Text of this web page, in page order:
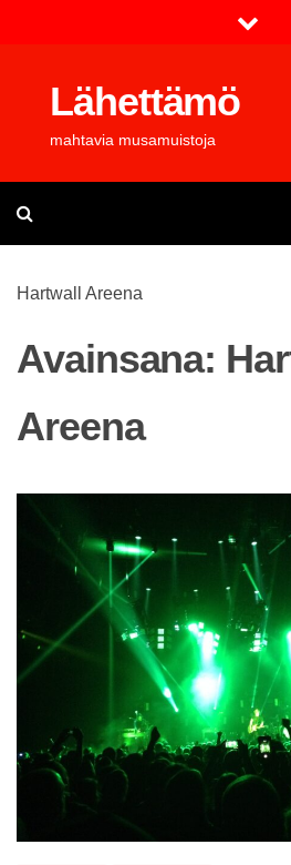
Lähettämö
mahtavia musamuistoja
Hartwall Areena
Avainsana:
Areena